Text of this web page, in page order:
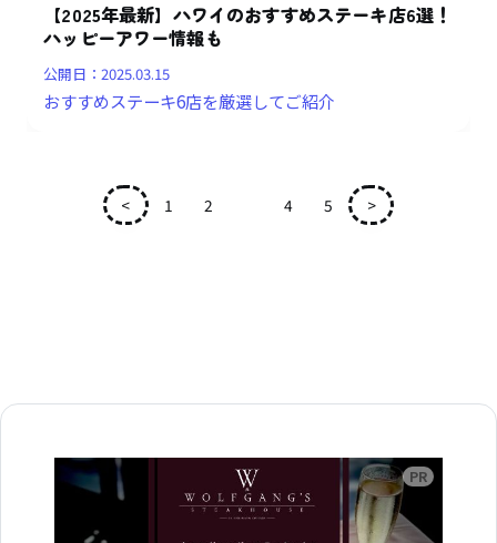
【2025年最新】ハワイのおすすめステーキ店6選！
ハッピーアワー情報も
公開日：2025.03.15
おすすめステーキ6店を厳選してご紹介
< 1 2 4 5 >
広告